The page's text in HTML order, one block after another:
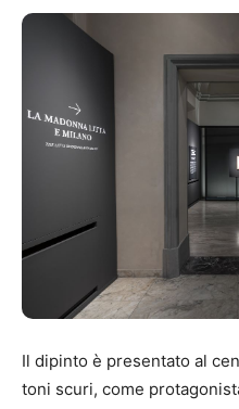
Il dipinto è presentato al
toni scuri, come